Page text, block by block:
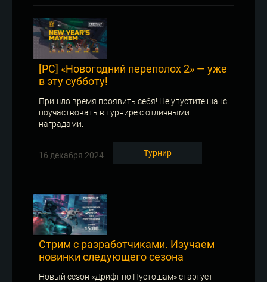
[PC] «Новогодний переполох 2» — уже
в эту субботу!
Пришло время проявить себя! Не упустите шанс
поучаствовать в турнире с отличными
наградами.
16 декабря 2024 Турнир
Стрим с разработчиками. Изучаем
новинки следующего сезона
Новый сезон «Дрифт по Пустошам» стартует